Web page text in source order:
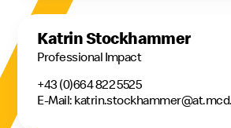
Katrin Stockhammer
Professional Impact
+43 (0)664 822 5525
E-Mail: